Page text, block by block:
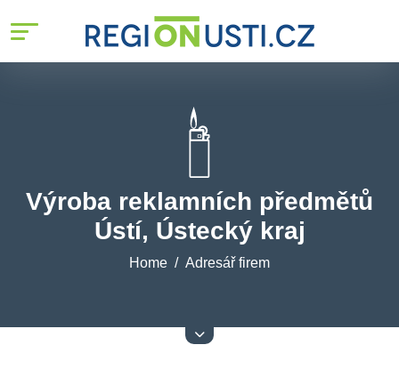
Výroba reklamních předmětů
Ústí, Ústecký kraj
Home Adresář firem